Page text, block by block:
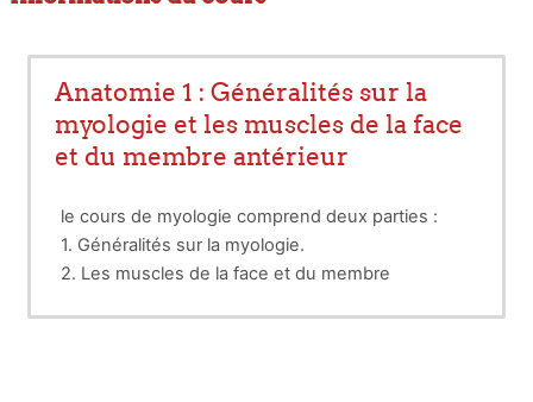
Anatomie 1 : Généralités sur la
myologie et les muscles de la face
et du membre antérieur
le cours de myologie comprend deux parties :
1. Généralités sur la myologie.
2. Les muscles de la face et du membre